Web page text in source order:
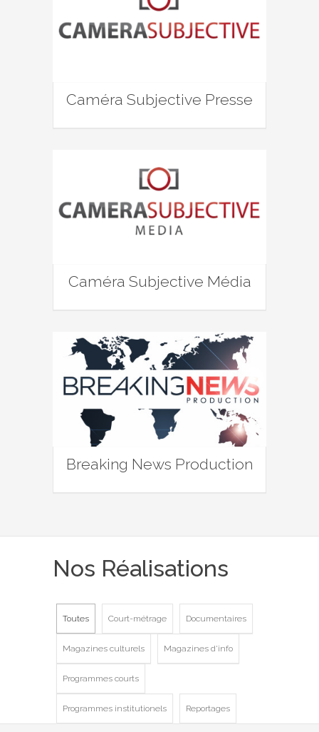
Caméra Subjective Presse
Caméra Subjective Média
Breaking News Production
Nos Réalisations
Toutes Court-métrage Documentaires
Magazines culturels Magazines d'info
Programmes courts
Programmes institutionels Reportages